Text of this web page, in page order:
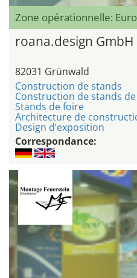
Zone opérationnelle:
roana.design GmbH
82031 Grünwald
Construction de stands
Construction de stands
Stands de foire
Architecture de
Design d’exposition
Correspondance: